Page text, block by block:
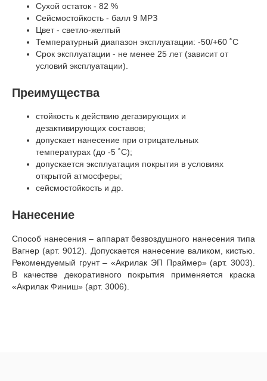
Сухой остаток - 82 %
Сейсмостойкость - балл 9 МРЗ
Цвет - светло-желтый
Температурный диапазон эксплуатации: -50/+60 ˚С
Срок эксплуатации - не менее 25 лет (зависит от
условий эксплуатации).
Преимущества
стойкость к действию дегазирующих и
дезактивирующих составов;
допускает нанесение при отрицательных
температурах (до -5 ˚С);
допускается эксплуатация покрытия в условиях
открытой атмосферы;
сейсмостойкость и др.
Нанесение
Способ нанесения – аппарат безвоздушного нанесения типа
Вагнер (арт. 9012). Допускается нанесение валиком, кистью.
Рекомендуемый грунт – «Акрилак ЭП Праймер» (арт. 3003).
В качестве декоративного покрытия применяется краска
«Акрилак Финиш» (арт. 3006).